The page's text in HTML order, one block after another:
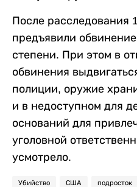
После расследования
предъявили
степени. При этом в
обвинения
полиции, оружие
и в недоступном для
оснований для
уголовной
усмотрело.
Убийство США подросток